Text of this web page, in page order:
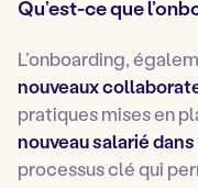
Qu’est-ce que
L’onboarding,
nouveaux
pratiques mises en
nouveau salarié
processus clé qui